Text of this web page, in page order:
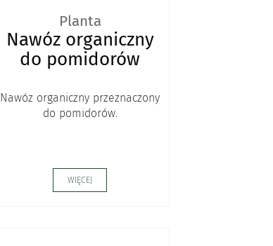
Planta
Nawóz organiczny
do pomidorów
Nawóz organiczny przeznaczony
do pomidorów.
WIĘCEJ